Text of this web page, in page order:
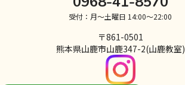
受付：月～土曜日 14:00～22:00
〒861-0501
熊本県山鹿市山鹿347-2(山鹿教室)